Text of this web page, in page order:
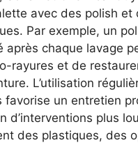
avec des polish et
Par exemple, un
après chaque lavage
rayures et de
L’utilisation
favorise un entretien
d’interventions plus
des plastiques, des